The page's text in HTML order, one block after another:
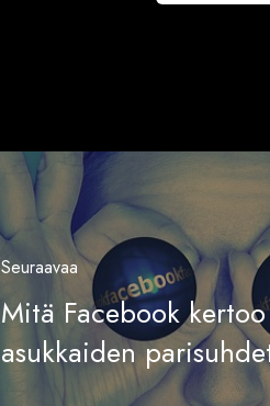
Seuraavaa
Mitä Facebook
asukkaiden